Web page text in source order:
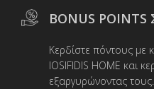
BONUS
Κερδίστε πόντους
IOSIFIDIS HOME και
εξαργυρώνοντας τους.